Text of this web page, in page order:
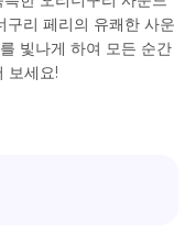
구리 페리의 유쾌한 사운
빛나게 하여 모든 순간
보세요!